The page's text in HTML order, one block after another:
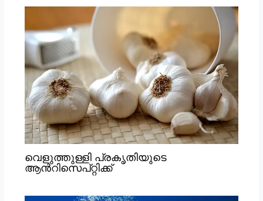
വെളുത്തുള്ളി പ്രകൃതിയുടെ
ആൻറിസെപ്റ്റിക്ക്